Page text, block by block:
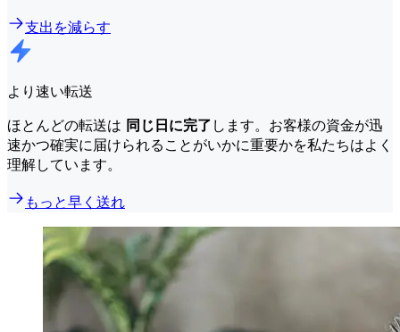
支出を減らす
より速い転送
ほとんどの転送は 同じ日に完了 します。お客様の資金が迅
速かつ確実に届けられることがいかに重要かを私たちはよく
理解しています。
もっと早く送れ